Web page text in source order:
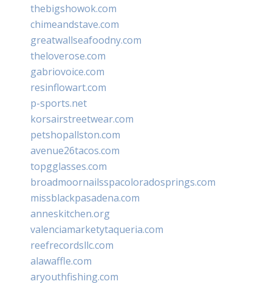
thebigshowok.com
chimeandstave.com
greatwallseafoodny.com
theloverose.com
gabriovoice.com
resinflowart.com
p-sports.net
korsairstreetwear.com
petshopallston.com
avenue26tacos.com
topgglasses.com
broadmoornailsspacoloradosprings.com
missblackpasadena.com
anneskitchen.org
valenciamarketytaqueria.com
reefrecordsllc.com
alawaffle.com
aryouthfishing.com